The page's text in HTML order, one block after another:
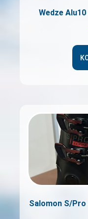
Wedze
Salomon S/Pro